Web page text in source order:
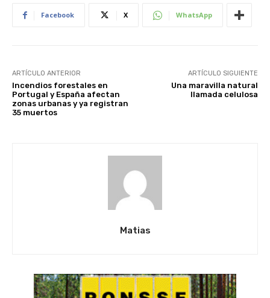
Facebook X WhatsApp
ARTÍCULO ANTERIOR
Incendios forestales en
Portugal y España afectan
zonas urbanas y ya registran
35 muertos
ARTÍCULO SIGUIENTE
Una maravilla natural
llamada celulosa
Matias